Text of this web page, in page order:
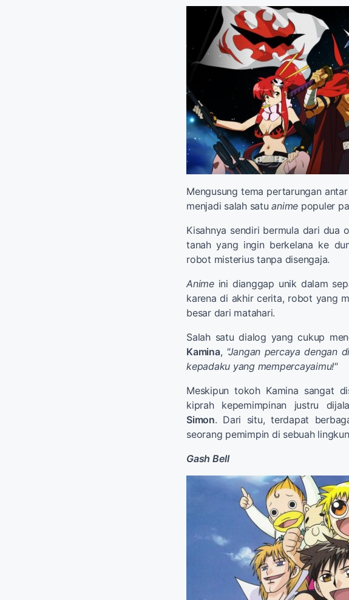
Mengusung tema pertarungan
menjadi salah satuanime populer
Kisahnya sendiri bermula dari dua
tanah yang ingin berkelana ke
robot misterius tanpa disengaja.
Animeini dianggap unik dalam
karena di akhir cerita, robot yang
besar dari matahari.
Salah satu dialog yang cukup
Kamina, "Jangan percaya dengan
kepadaku yang mempercayaimu!"
Meskipun tokoh Kamina sangat
kiprah kepemimpinan justru
Simon. Dari situ, terdapat
seorang pemimpin di sebuah
Gash Bell